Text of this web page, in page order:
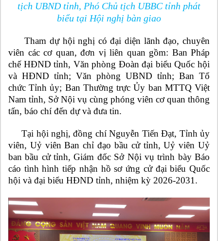
tịch UBND tỉnh, Phó Chủ tịch UBBC tỉnh phát
biểu tại Hội nghị bàn giao
Tham dự hội nghị có đại diện lãnh đạo, chuyên
viên các cơ quan, đơn vị liên quan gồm: Ban Pháp
chế HĐND tỉnh, Văn phòng Đoàn đại biểu Quốc hội
và HĐND tỉnh; Văn phòng UBND tỉnh; Ban Tổ
chức Tỉnh ủy; Ban Thường trực Ủy ban MTTQ Việt
Nam tỉnh, Sở Nội vụ cùng phóng viên cơ quan thông
tấn, báo chí đến dự và đưa tin.
Tại hội nghị, đồng chí Nguyễn Tiến Đạt, Tỉnh ủy
viên, Uỷ viên Ban chỉ đạo bầu cử tỉnh, Uỷ viên Uỷ
ban bầu cử tỉnh, Giám đốc Sở Nội vụ trình bày Báo
cáo tình hình tiếp nhận hồ sơ ứng cử đại biểu Quốc
hội và đại biểu HĐND tỉnh, nhiệm kỳ 2026-2031.